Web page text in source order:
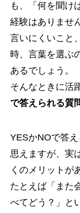
も、「何を聞け
経験はありませ
言いにくいこと
時、言葉を選ぶ
あるでしょう。
そんなときに活
で答えられる質
YESかNOで答
思えますが、実
くのメリットが
たとえば「また
べてどう？」と